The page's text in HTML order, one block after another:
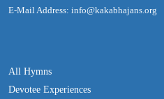
E-Mail Address: info@kakabhajans.org
All Hymns
Devotee Experiences